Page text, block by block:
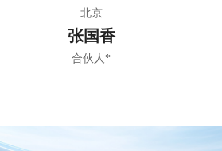
北京
张国香
合伙人*